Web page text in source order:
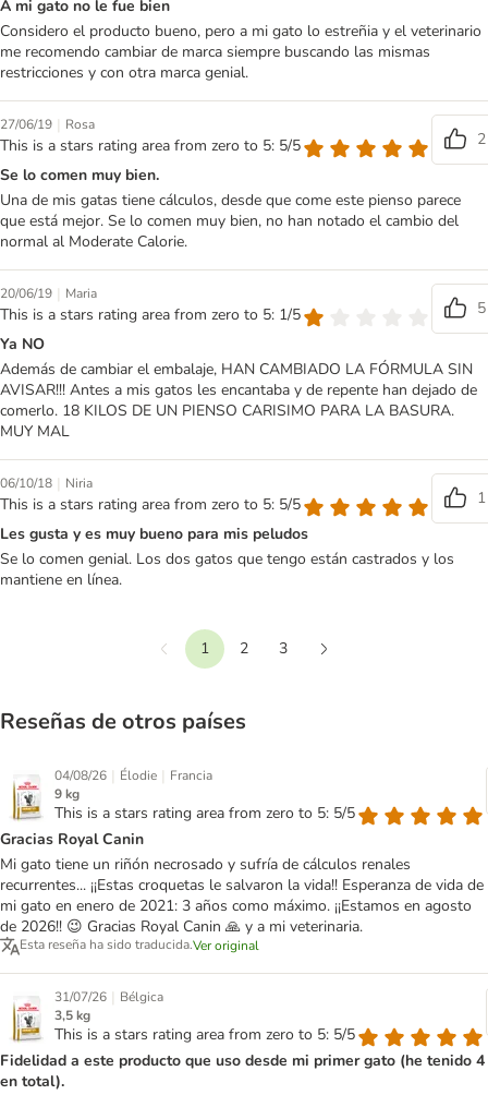
A mi gato no le fue bien
Considero el producto bueno, pero a mi gato lo estreñia y el veterinario
me recomendo cambiar de marca siempre buscando las mismas
restricciones y con otra marca genial.
27/06/19 | Rosa
This is a stars rating area from zero to 5: 5/5
2
Se lo comen muy bien.
Una de mis gatas tiene cálculos, desde que come este pienso parece
que está mejor. Se lo comen muy bien, no han notado el cambio del
normal al Moderate Calorie.
20/06/19 | Maria
This is a stars rating area from zero to 5: 1/5
5
Ya NO
Además de cambiar el embalaje, HAN CAMBIADO LA FÓRMULA SIN
AVISAR!!! Antes a mis gatos les encantaba y de repente han dejado de
comerlo. 18 KILOS DE UN PIENSO CARISIMO PARA LA BASURA.
MUY MAL
06/10/18 | Niria
This is a stars rating area from zero to 5: 5/5
1
Les gusta y es muy bueno para mis peludos
Se lo comen genial. Los dos gatos que tengo están castrados y los
mantiene en línea.
Anterior
1 2
3
Reseñas de otros países
04/08/26 | Élodie | Francia
9 kg
This is a stars rating area from zero to 5: 5/5
Gracias Royal Canin
Mi gato tiene un riñón necrosado y sufría de cálculos renales
recurrentes... ¡¡Estas croquetas le salvaron la vida!! Esperanza de vida de
mi gato en enero de 2021: 3 años como máximo. ¡¡Estamos en agosto
de 2026!! 😉 Gracias Royal Canin 🙏 y a mi veterinaria.
Esta reseña ha sido traducida.Ver original
31/07/26 | Bélgica
3,5 kg
This is a stars rating area from zero to 5: 5/5
Fidelidad a este producto que uso desde mi primer gato (he tenido 4
en total).